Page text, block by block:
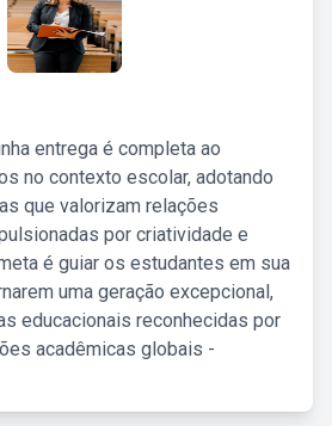
entrega é completa ao
no contexto escolar, adotando
que valorizam relações
por criatividade e
é guiar os estudantes em sua
uma geração excepcional,
educacionais reconhecidas por
acadêmicas globais -